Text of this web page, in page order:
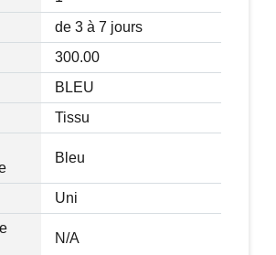
de 3 à 7 jours
300.00
BLEU
Tissu
Bleu
Uni
N/A